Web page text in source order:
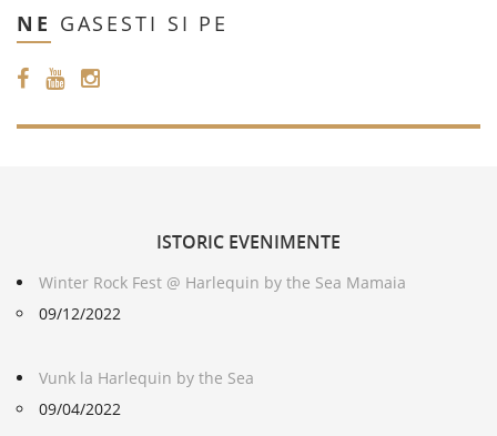
NE GASESTI SI PE
ISTORIC EVENIMENTE
Winter Rock Fest @ Harlequin by the Sea Mamaia
09/12/2022
Vunk la Harlequin by the Sea
09/04/2022